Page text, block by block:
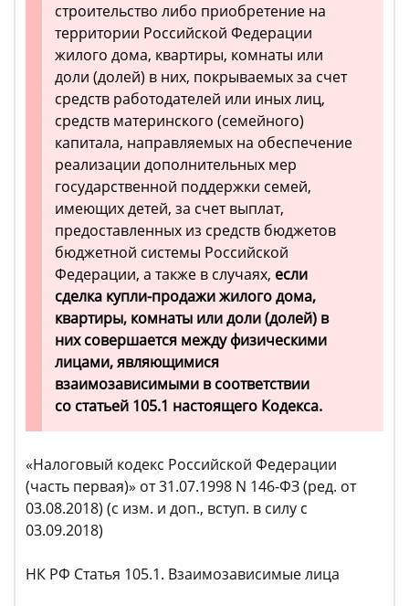
строительство либо приобретение на
территории Российской Федерации
жилого дома, квартиры, комнаты или
доли (долей) в них, покрываемых за счет
средств работодателей или иных лиц,
средств материнского (семейного)
капитала, направляемых на обеспечение
реализации дополнительных мер
государственной поддержки семей,
имеющих детей, за счет выплат,
предоставленных из средств бюджетов
бюджетной системы Российской
Федерации, а также в случаях, если
сделка купли-продажи жилого дома,
квартиры, комнаты или доли (долей) в
них совершается между физическими
лицами, являющимися
взаимозависимыми в соответствии
со статьей 105.1 настоящего Кодекса.
«Налоговый кодекс Российской Федерации
(часть первая)» от 31.07.1998 N 146-ФЗ (ред. от
03.08.2018) (с изм. и доп., вступ. в силу с
03.09.2018)
НК РФ Статья 105.1. Взаимозависимые лица